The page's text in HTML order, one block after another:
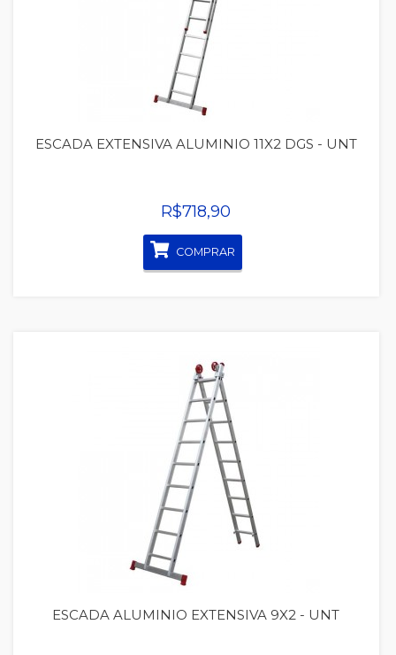
Quickview
ESCADA EXTENSIVA ALUMINIO 11X2 DGS - UNT
R$718,90
COMPRAR
Quickview
ESCADA ALUMINIO EXTENSIVA 9X2 - UNT